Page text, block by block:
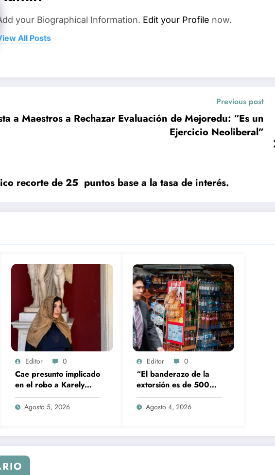
your Biographical Information. Edit your Profile now.
All Posts
Previous post
a Maestros a Rechazar Evaluación de Mejoredu: “Es un
Ejercicio Neoliberal”
recorte de 25 puntos base a la tasa de interés.
Editor 0
Cae presunto implicado
en el robo a Karely
Ruiz; huellas dactilares
lo delataron
Agosto 5, 2026
Editor 0
“El banderazo de la
extorsión es de 500
pesos”: ANPEC alerta
por asedio a tienditas
Agosto 4, 2026